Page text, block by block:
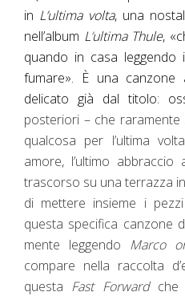
in L’ultima volta, una
nell’album L’ultima Thule,
quando in casa
fumare». È una
delicato già dal titolo:
posteriori – che
qualcosa per l’ultima
amore, l’ultimo abbraccio
trascorso su una terrazza
di mettere insieme i
questa specifica canzone
mente leggendo Marco
compare nella raccolta
questa Fast Forwardche